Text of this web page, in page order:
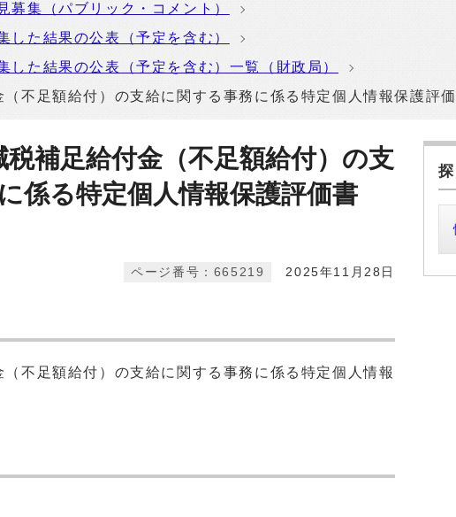
募集（パブリック・コメント）
した結果の公表（予定を含む）
した結果の公表（予定を含む）一覧（財政局）
不足額給付）の支給に関する事務に係る特定個人情報保護評
補足給付金（不足額給付）の支
係る特定個人情報保護評価書
2025年11月28日
ページ番号：665219
不足額給付）の支給に関する事務に係る特定個人情報